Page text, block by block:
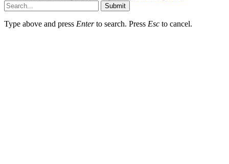
Submit
Type above and press Enterto search. Press Esc to cancel.